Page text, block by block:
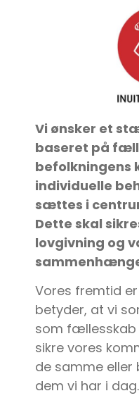
Vi ønsker et
baseret på
befolkningens
individuelle
sættes i
Dette skal
lovgivning og
Vores fremtid
betyder, at vi
som fællesskab
sikre vores
de samme eller
dem vi har i dag.